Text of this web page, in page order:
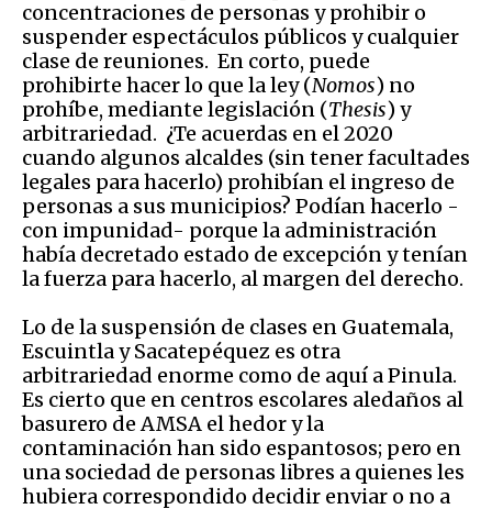
concentraciones de personas y prohibir o
suspender espectáculos públicos y cualquier
clase de reuniones. En corto, puede
prohibirte hacer lo que la ley (Nomos) no
prohíbe, mediante legislación (Thesis) y
arbitrariedad. ¿Te acuerdas en el 2020
cuando algunos alcaldes (sin tener facultades
legales para hacerlo) prohibían el ingreso de
personas a sus municipios? Podían hacerlo -
con impunidad- porque la administración
había decretado estado de excepción y tenían
la fuerza para hacerlo, al margen del derecho.
Lo de la suspensión de clases en Guatemala,
Escuintla y Sacatepéquez es otra
arbitrariedad enorme como de aquí a Pinula.
Es cierto que en centros escolares aledaños al
basurero de AMSA el hedor y la
contaminación han sido espantosos; pero en
una sociedad de personas libres a quienes les
hubiera correspondido decidir enviar o no a